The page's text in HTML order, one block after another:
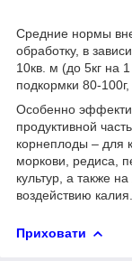
Средние нормы
обработку, в
10кв. м (до 5кг на
подкормки 80-
Особенно
продуктивной
корнеплоды – для
моркови, редиса,
культур, а также
воздействию
Приховати